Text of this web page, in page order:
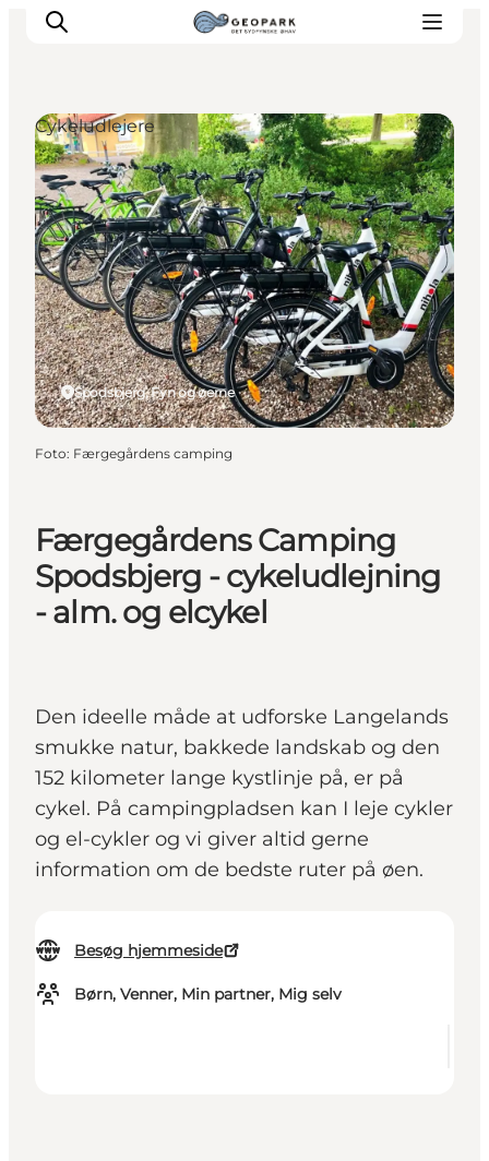
Færgegårdens Camping
Spodsbjerg - cykeludlejning
- alm. og elcykel
Den ideelle måde at udforske Langelands
smukke natur, bakkede landskab og den
152 kilometer lange kystlinje på, er på
cykel. På campingpladsen kan I leje cykler
og el-cykler og vi giver altid gerne
information om de bedste ruter på øen.
Besøg hjemmeside
Børn, Venner, Min partner, Mig selv
Spodsbjerg, Fyn og øerne
Cykeludlejere
Foto: Færgegårdens camping